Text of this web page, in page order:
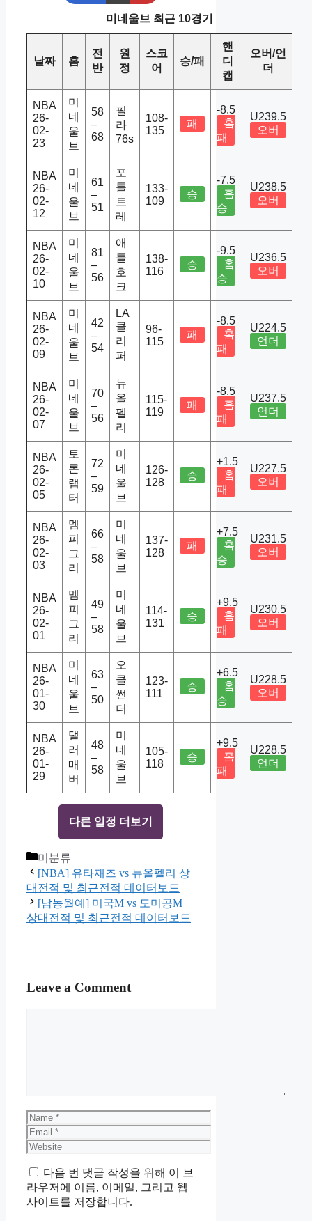
미네울브 최근 10경기
날짜 홈
전
반
원
정
스코
어
승/패
핸
디
캡
오버/언
더
NBA
26-
02-
23
미
네
울
브
58
–
68
필
라
76s
108-
135
패
-8.5
홈
패
U239.5
오버
NBA
26-
02-
12
미
네
울
브
61
–
51
포
틀
트
레
133-
109
승
-7.5
홈
승
U238.5
오버
NBA
26-
02-
10
미
네
울
브
81
–
56
애
틀
호
크
138-
116
승
-9.5
홈
승
U236.5
오버
NBA
26-
02-
09
미
네
울
브
42
–
54
LA
클
리
퍼
96-
115
패
-8.5
홈
패
U224.5
언더
NBA
26-
02-
07
미
네
울
브
70
–
56
뉴
올
펠
리
115-
119
패
-8.5
홈
패
U237.5
언더
NBA
26-
02-
05
토
론
랩
터
72
–
59
미
네
울
브
126-
128
승
+1.5
홈
패
U227.5
오버
NBA
26-
02-
03
멤
피
그
리
66
–
58
미
네
울
브
137-
128
패
+7.5
홈
승
U231.5
오버
NBA
26-
02-
01
멤
피
그
리
49
–
58
미
네
울
브
114-
131
승
+9.5
홈
패
U230.5
오버
NBA
26-
01-
30
미
네
울
브
63
–
50
오
클
썬
더
123-
111
승
+6.5
홈
승
U228.5
오버
NBA
26-
01-
29
댈
러
매
버
48
–
58
미
네
울
브
105-
118
승
+9.5
홈
패
U228.5
언더
다른 일정 더보기
Categories
미분류
[NBA] 유타재즈 vs 뉴올펠리 상
대전적 및 최근전적 데이터보드
[남농월예] 미국M vs 도미공M
상대전적 및 최근전적 데이터보드
Leave a Comment
Name
Email
Website
다음 번 댓글 작성을 위해 이 브
라우저에 이름, 이메일, 그리고 웹
사이트를 저장합니다.